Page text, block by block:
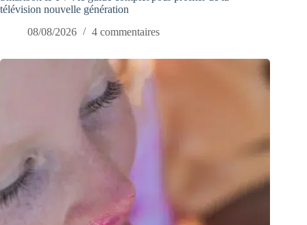
télévision nouvelle génération
08/08/2026
4 commentaires